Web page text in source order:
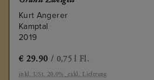
Kurt Angerer
Kamptal
2019
€ 29.90 / 0,75 l Fl.
inkl. USt. 20.0% exkl. Lieferung